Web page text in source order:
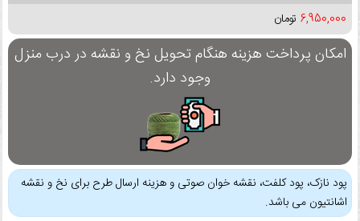
6,950,000 تومان
امکان پرداخت هزینه هنگام تحویل نخ و نقشه در درب منزل
وجود دارد.
پود نازک، پود کلفت، نقشه خوان صوتی و هزینه ارسال طرح برای نخ و نقشه
اشانتیون می باشد.